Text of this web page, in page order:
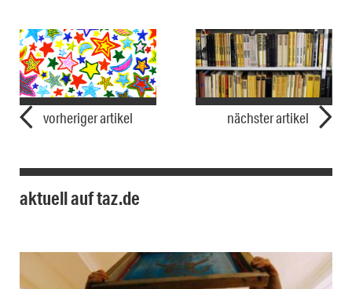
vorheriger artikel nächster artikel
aktuell auf taz.de